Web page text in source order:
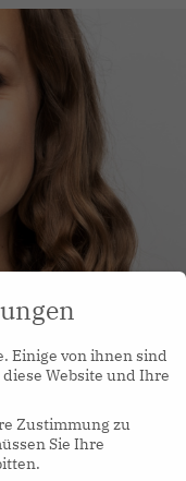
Einige von ihnen sind
Website und Ihre
Zustimmung zu
Sie Ihre